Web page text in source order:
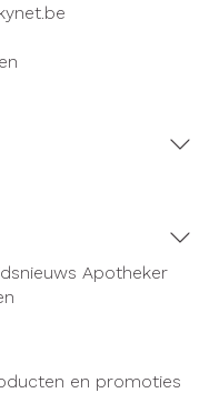
Apotheker
en promoties